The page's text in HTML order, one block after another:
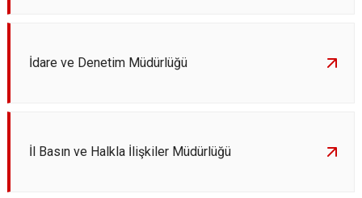
İdare ve Denetim Müdürlüğü
İl Basın ve Halkla İlişkiler Müdürlüğü